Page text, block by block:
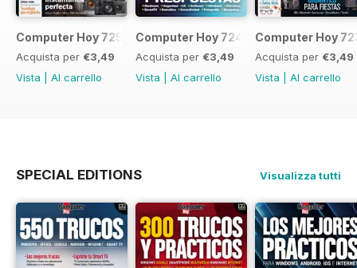
Computer Hoy 725
Acquista per €3,49
Vista
Al carrello
Computer Hoy 724
Acquista per €3,49
Vista
Al carrello
Computer Hoy
Acquista per €3,49
Vista
Al carrello
SPECIAL EDITIONS Visualizza tutti